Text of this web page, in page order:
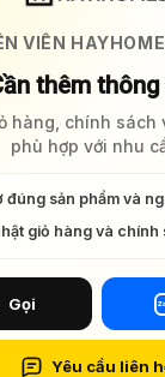
VIÊN
thêm
hàng, chính sách
phù hợp với nhu
đúng sản phẩm và
giỏ hàng và chính
Gọi
Yêu cầu liên